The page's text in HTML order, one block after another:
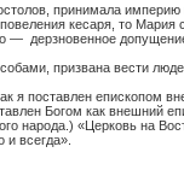
принимала империю
кесаря, то
— дерзновенное
призвана вести
я поставлен епископом
Богом как внешний
народа.) «Церковь на
всегда».